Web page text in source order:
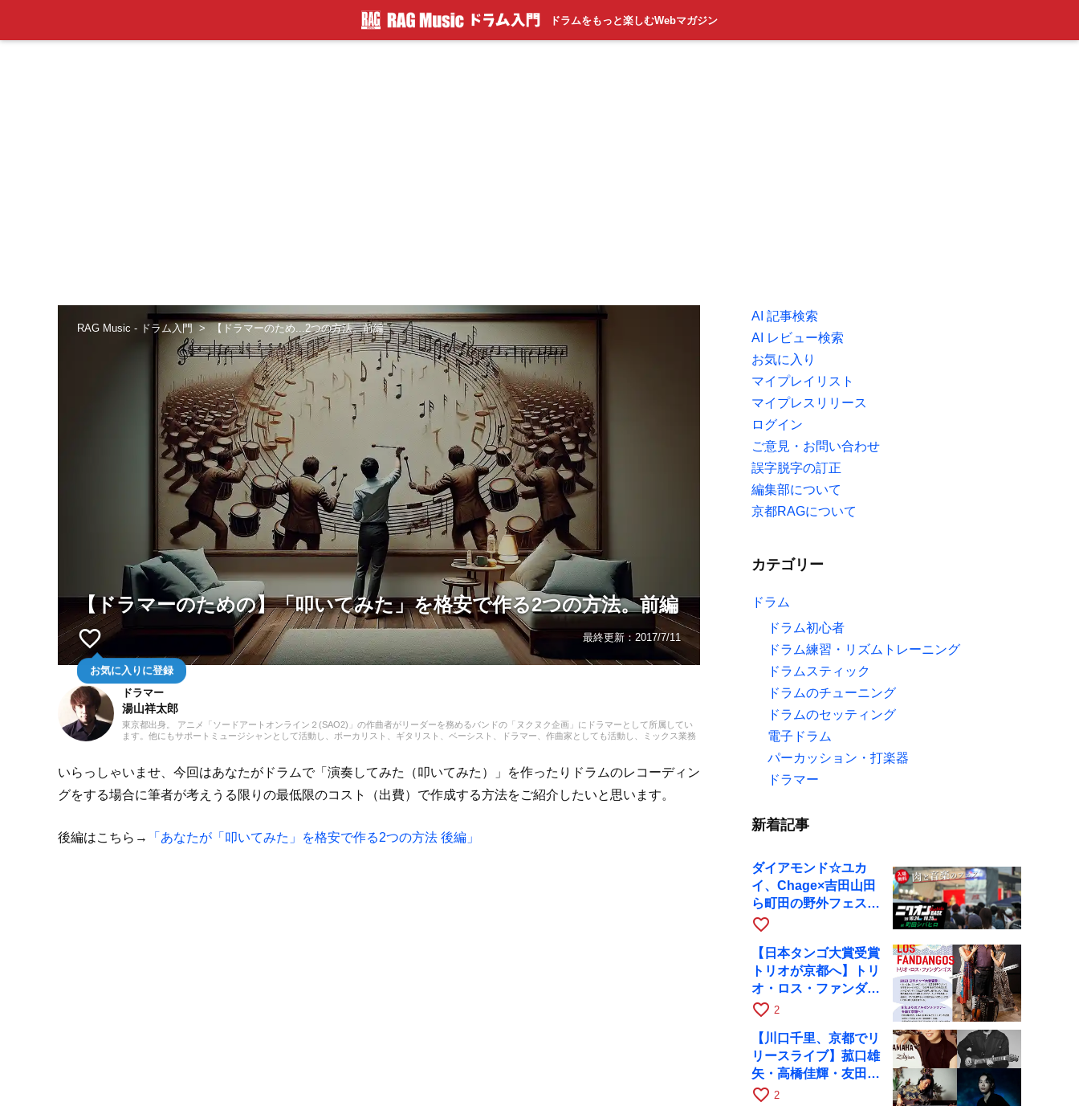
ドラムをもっと楽しむWebマガジン
RAG Music - ドラム入門 【ドラマーのため...2つの方法。前編
【ドラマーのための】「叩いてみた」を格安で作る2つの方法。前編
favorite_border
お気に入りに登録
最終更新： 2017/7/11
ドラマー
湯山祥太郎
東京都出身。 アニメ「ソードアートオンライン２(SAO2)」の作曲者がリーダーを務めるバンドの「ヌクヌク企画」にドラマーとして所属してい
ます。他にもサポートミュージシャンとして活動し、ボーカリスト、ギタリスト、ベーシスト、ドラマー、作曲家としても活動し、ミックス業務
list=PLtYPtF5xwAVSTXcKYi24m1iPXQ9er7FFu さらに初心者バンドマンとミュージシャンのためのメディア「あどかへ」を運営しています。
http://www.xn--l8js3gtc.jp「あどかへ」の名前の由来は、RPG初心者のための情報収集場「冒険者の酒場」の「冒険者(アドベンチャー)」と藤井組
さんの伝説的web漫画「かへ」から。(「かへ」とは作中において主人公のおじいちゃんが「カフェ」を訛って発音したもの）初心者バンドマンや
現役ミュージシャンにとって良い情報収集の場になるようにとの思いを込めて名付けました。
いらっしゃいませ、今回はあなたがドラムで「演奏してみた（叩いてみた）」を作ったりドラムのレコーディン
グをする場合に筆者が考えうる限りの最低限のコスト（出費）で作成する方法をご紹介したいと思います。
後編はこちら→ 「あなたが「叩いてみた」を格安で作る2つの方法 後編」
AI 記事検索
AI レビュー検索
お気に入り
マイプレイリスト
マイプレスリリース
ログイン
ご意見・お問い合わせ
誤字脱字の訂正
編集部について
京都RAGについて
カテゴリー
ドラム
ドラム初心者
ドラム練習・リズムトレーニング
ドラムスティック
ドラムのチューニング
ドラムのセッティング
電子ドラム
パーカッション・打楽器
ドラマー
新着記事
ダイアモンド☆ユカ
イ、Chage×吉田山田
ら町田の野外フェスに
出演
favorite_border
【日本タンゴ大賞受賞
トリオが京都へ】トリ
オ・ロス・ファンダン
ゴスが10月9日にRAG
favorite_border 2
【川口千里、京都でリ
リースライブ】菰口雄
矢・高橋佳輝・友田ジ
ュンと9月28日にRAG
favorite_border 2